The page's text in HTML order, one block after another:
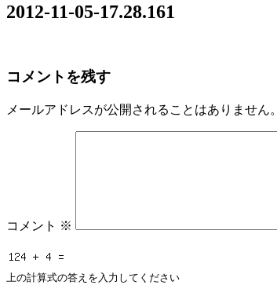
2012-11-05-17.28.161
コメントを残す
メールアドレスが公開されることはありません。
コメント ※
上の計算式の答えを入力してください